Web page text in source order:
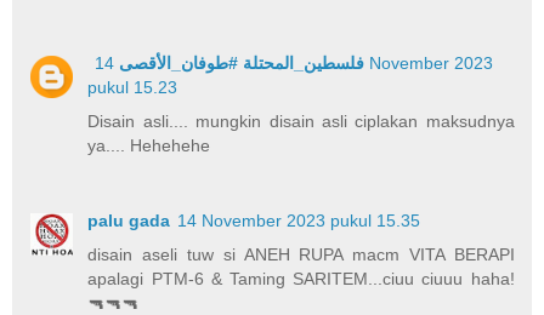
فلسطين_المحتلة #طوفان_الأقصى 14 November 2023
pukul 15.23
Disain asli.... mungkin disain asli ciplakan maksudnya
ya.... Hehehehe
palu gada 14 November 2023 pukul 15.35
disain aseli tuw si ANEH RUPA macm VITA BERAPI
apalagi PTM-6 & Taming SARITEM...ciuu ciuuu haha!
🔫🔫🔫